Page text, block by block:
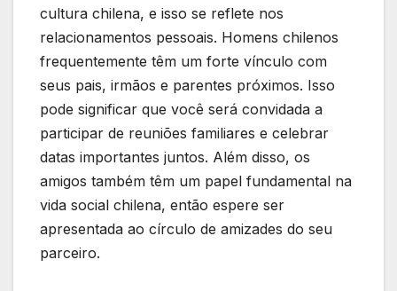
cultura chilena, e isso se reflete nos
relacionamentos pessoais. Homens chilenos
frequentemente têm um forte vínculo com
seus pais, irmãos e parentes próximos. Isso
pode significar que você será convidada a
participar de reuniões familiares e celebrar
datas importantes juntos. Além disso, os
amigos também têm um papel fundamental na
vida social chilena, então espere ser
apresentada ao círculo de amizades do seu
parceiro.